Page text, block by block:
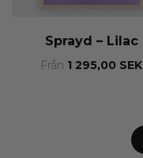
Sprayd – Lilac
Från 1 295,00 SEK